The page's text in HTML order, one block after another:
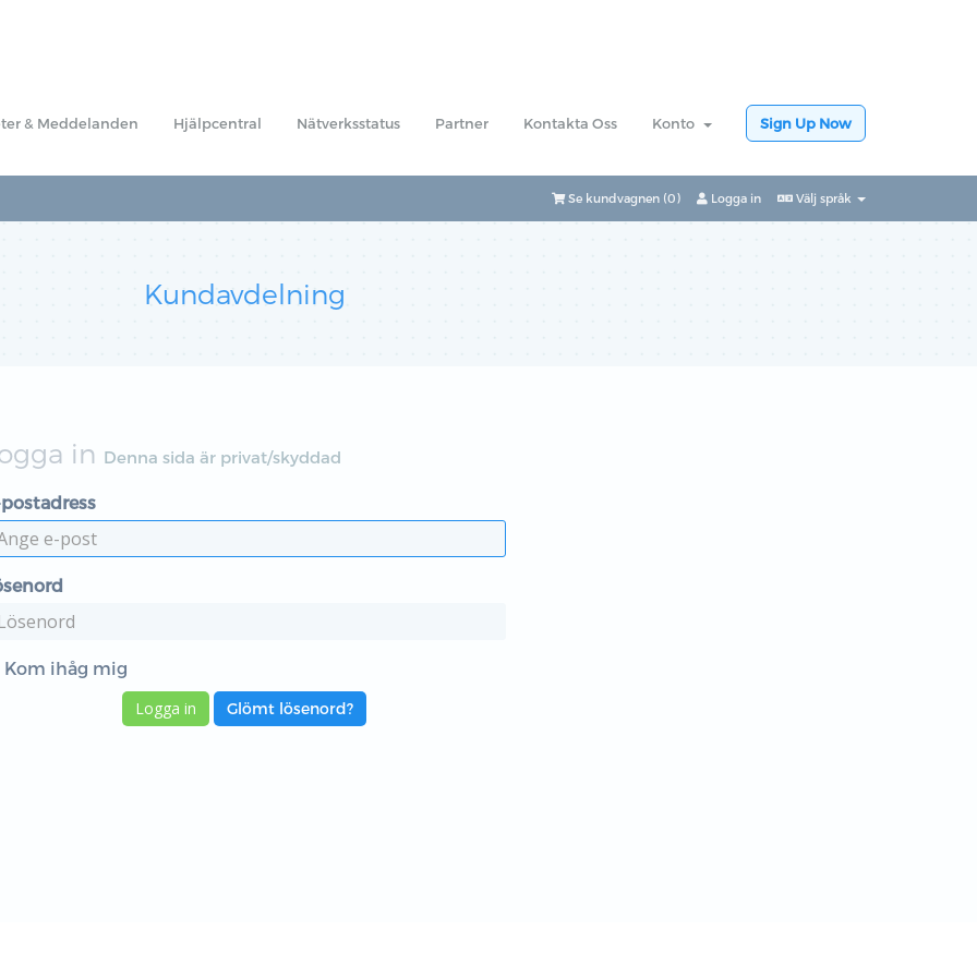
& Meddelanden Hjälpcentral Nätverksstatus Partner Kontakta Oss Konto Sign Up Now
Välj språk
Logga in
Se kundvagnen (0)
Kundavdelning
in Denna sida är privat/skyddad
Kom ihåg mig
Glömt lösenord?